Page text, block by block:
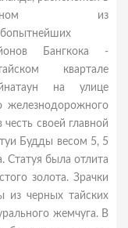
из
Бангкока -
квартале
на улице
железнодорожного
своей главной
Будды весом 5, 5
была отлита
золота. Зрачки
из черных тайских
жемчуга. В